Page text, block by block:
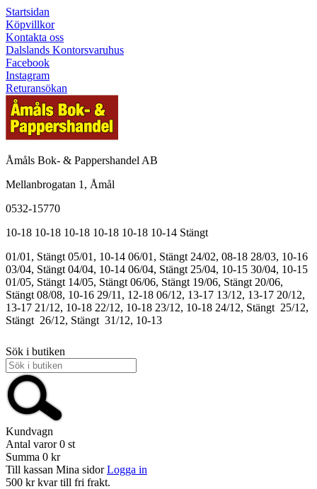
Startsidan
Köpvillkor
Kontakta oss
Dalslands Kontorsvaruhus
Facebook
Instagram
Returansökan
Åmåls Bok- & Pappershandel AB
Mellanbrogatan 1, Åmål
0532-15770
10-18 10-18 10-18 10-18 10-18 10-14 Stängt
01/01, Stängt 05/01, 10-14 06/01, Stängt 24/02, 08-18 28/03, 10-16
03/04, Stängt 04/04, 10-14 06/04, Stängt 25/04, 10-15 30/04, 10-15
01/05, Stängt 14/05, Stängt 06/06, Stängt 19/06, Stängt 20/06,
Stängt 08/08, 10-16 29/11, 12-18 06/12, 13-17 13/12, 13-17 20/12,
13-17 21/12, 10-18 22/12, 10-18 23/12, 10-18 24/12, Stängt 25/12,
Stängt 26/12, Stängt 31/12, 10-13
Sök i butiken
Kundvagn
Antal varor 0 st
Summa 0 kr
Till kassan Mina sidor Logga in
500 kr kvar till fri frakt.